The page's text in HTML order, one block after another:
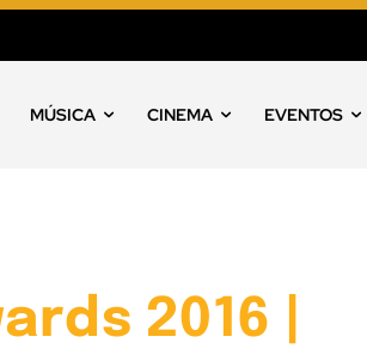
MÚSICA CINEMA EVENTOS
2016 |